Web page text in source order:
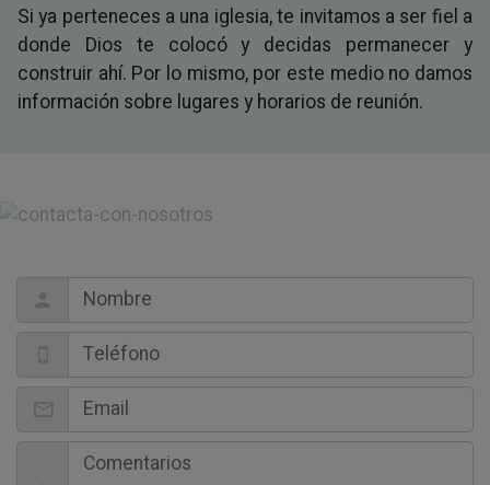
Si ya perteneces a una iglesia, te invitamos a ser fiel a
donde Dios te colocó y decidas permanecer y
construir ahí. Por lo mismo, por este medio no damos
información sobre lugares y horarios de reunión.